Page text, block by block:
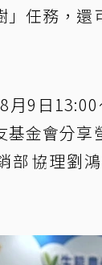
任務，還
9日
金會分享
部協理劉